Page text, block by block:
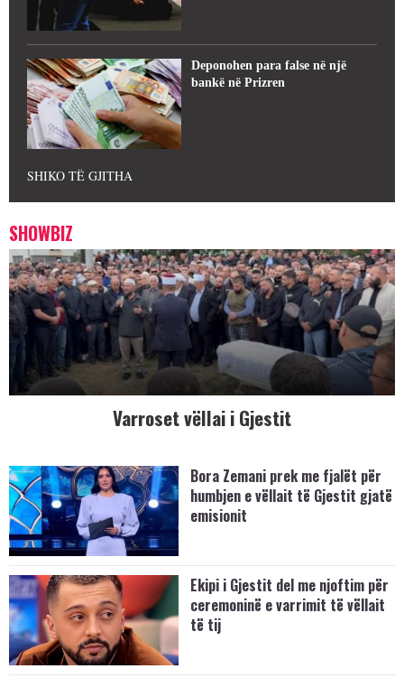
Deponohen para false në një
bankë në Prizren
SHIKO TË GJITHA
SHOWBIZ
Varroset vëllai i Gjestit
Bora Zemani prek me fjalët për
humbjen e vëllait të Gjestit gjatë
emisionit
Ekipi i Gjestit del me njoftim për
ceremoninë e varrimit të vëllait
të tij